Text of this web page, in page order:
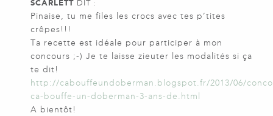
SCARLETT DIT :
Pinaise, tu me files les crocs avec tes p’tites
crêpes!!!
Ta recette est idéale pour participer à mon
concours ;-) Je te laisse zieuter les modalités si ça
te dit!
http://cabouffeundoberman.blogspot.fr/2013/06/
ca-bouffe-un-doberman-3-ans-de.html
A bientôt!